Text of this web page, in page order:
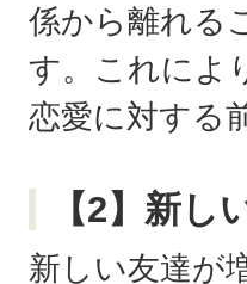
係から離れる
す。これによ
恋愛に対する
【2】新し
新しい友達が